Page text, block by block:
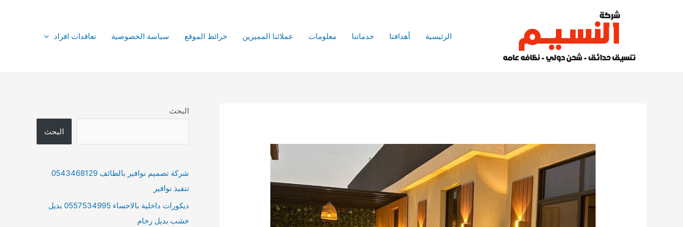
الرئيسية أهدافنا خدماتنا معلومات عملائنا المميزين خرائط الموقع سياسة الخصوصية تعاقدات افراد
البحث
البحث
شركة تصميم نوافير بالطائف 0543468129
تنفيذ نوافير
ديكورات داخلية بالاحساء 0557534995 بديل
خشب بديل رخام